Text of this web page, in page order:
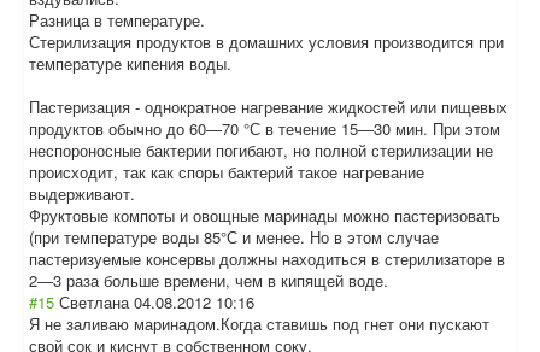
Разница в температуре.
Стерилизация продуктов в домашних условия производится при
температуре кипения воды.
Пастеризация - однократное нагревание жидкостей или пищевых
продуктов обычно до 60—70 °С в течение 15—30 мин. При этом
неспороносные бактерии погибают, но полной стерилизации не
происходит, так как споры бактерий такое нагревание
выдерживают.
Фруктовые компоты и овощные маринады можно пастеризовать
(при температуре воды 85°С и менее. Но в этом случае
пастеризуемые консервы должны находиться в стерилизаторе в
2—3 раза больше времени, чем в кипящей воде.
#15 Светлана 04.08.2012 10:16
Я не заливаю маринадом.Когда ставишь под гнет они пускают
свой сок и киснут в собственном соку.